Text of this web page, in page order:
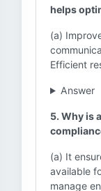
helps
(a)
Efficient
Answer
5. Why is
(a) It
available
manage